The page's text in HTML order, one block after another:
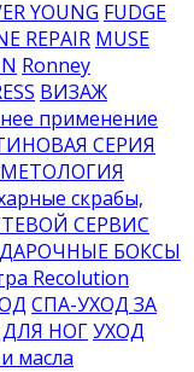
YOUNG FUDGE
REPAIR MUSE
Ronney
ВИЗАЖ
применение
СЕРИЯ
скрабы,
СЕРВИС
БОКСЫ
Recolution
СПА-УХОД ЗА
НОГУХОД
масла